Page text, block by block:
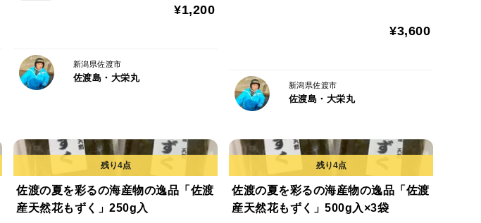
¥1,200
新潟県佐渡市
佐渡島・大栄丸
¥3,600
新潟県佐渡市
佐渡島・大栄丸
佐渡の夏を彩るの海産物の逸品「佐渡
産天然花もずく」250g入
佐渡の夏を彩るの海産物の逸品「佐渡
産天然花もずく」500g入×3袋